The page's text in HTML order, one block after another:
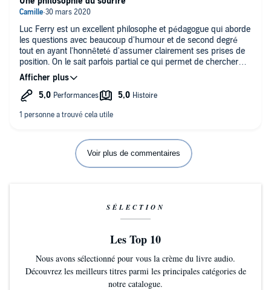
Luc Ferry est un excellent philosophe et pédagogue qui aborde
les questions avec beaucoup d'humour et de second degré
tout en ayant l'honnêteté d'assumer clairement ses prises de
position. On le sait parfois partial ce qui permet de chercher
d'autres interprètes avec des analyses différentes.
Voir plus de commentaires
SÉLECTION
Les Top 10
Nous avons sélectionné pour vous la crème du livre audio.
Découvrez les meilleurs titres parmi les principales catégories de
notre catalogue.